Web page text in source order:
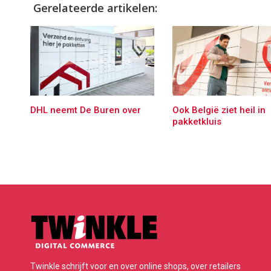
Gerelateerde artikelen:
DHL neemt De Buren over
Ook België ziet heil in
pakketkluis
Twinkle schrijft voor en over online shops, over retailers